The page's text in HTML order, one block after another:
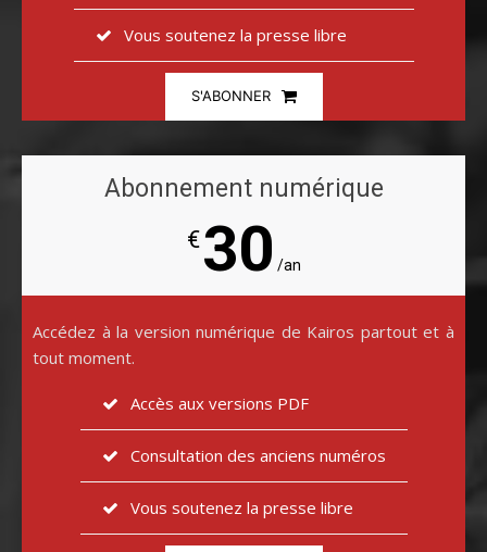
Vous soutenez la presse libre
S'ABONNER
Abonnement numérique
€30 /an
Accédez à la version numérique de Kairos partout et à
tout moment.
Accès aux versions PDF
Consultation des anciens numéros
Vous soutenez la presse libre